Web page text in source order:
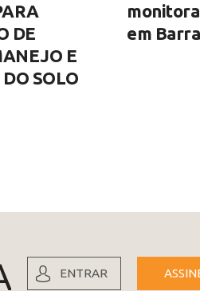
DE
E
SOLO
em
ENTRAR